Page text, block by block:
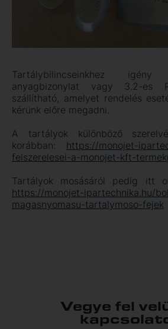
Tartálybilincseinkhez
anyagbizonylat vagy 3.2-es
szállítható, amelyet rendelés
kérünk előre megadni.
A tartályok különböző
korábban: https://monojet-
felszerelesei-a-monojet-kft-
Tartályok mosásáról pedig itt
https://monojet-ipartechnika.hu/
magasnyomasu-tartalymoso-fejek
Vegye fel